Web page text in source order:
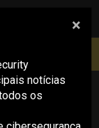
pesquisa
×
notícias
os